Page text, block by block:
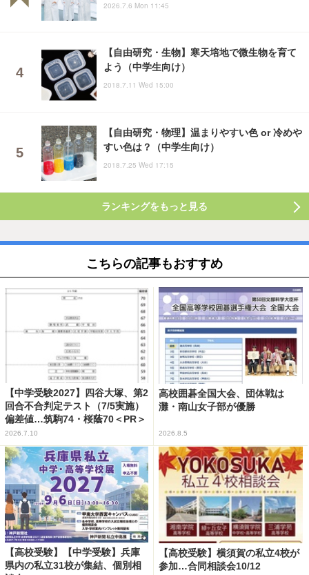
2026.7.6 Mon 11:45
【自由研究・生物】寒天培地で微生物を育て
よう（中学生向け）
2018.7.11 Wed 15:00
【自由研究・物理】温まりやすい色 or 冷めや
すい色は？（中学生向け）
2018.7.25 Wed 17:15
ランキングをもっと見る
こちらの記事もおすすめ
【中学受験2027】四谷大塚、第2
回合不合判定テスト（7/5実施）
偏差値…筑駒74・桜蔭70＜PR＞
2026.7.10
高校囲碁全国大会、団体戦は
灘・南山女子部が優勝
2026.8.5
【高校受験】【中学受験】兵庫
県内の私立31校が集結、個別相
【高校受験】横須賀の私立4校が
参加…合同相談会10/12